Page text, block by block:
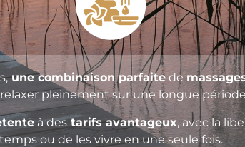
unecombinaison parfaitede
pleinement sur une longue
à destarifs avantageux, avec la
ou de les vivre en une seule fois.